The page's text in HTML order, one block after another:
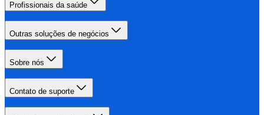
Profissionais da saúde
Outras soluções de negócios
Sobre nós
Contato de suporte